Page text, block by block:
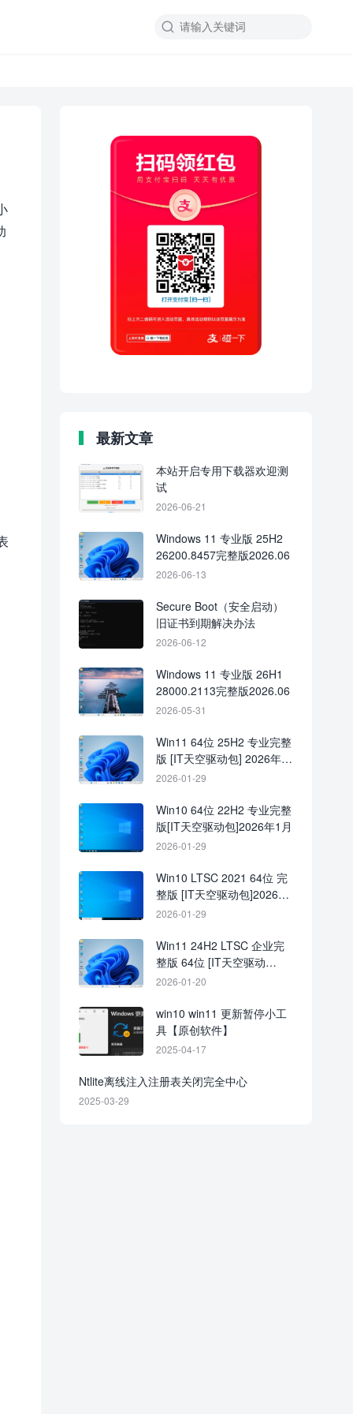

最新文章
本站开启专用下载器欢迎测
试
2026-06-21
Windows 11 专业版 25H2
26200.8457完整版2026.06
2026-06-13
Secure Boot（安全启动）
旧证书到期解决办法
2026-06-12
Windows 11 专业版 26H1
28000.2113完整版2026.06
2026-05-31
Win11 64位 25H2 专业完整
版 [IT天空驱动包] 2026年1
月
2026-01-29
Win10 64位 22H2 专业完整
版[IT天空驱动包]2026年1月
2026-01-29
Win10 LTSC 2021 64位 完
整版 [IT天空驱动包]2026年
1月
2026-01-29
Win11 24H2 LTSC 企业完
整版 64位 [IT天空驱动
包]2026年1月
2026-01-20
win10 win11 更新暂停小工
具【原创软件】
2025-04-17
Ntlite离线注入注册表关闭完全中心
2025-03-29